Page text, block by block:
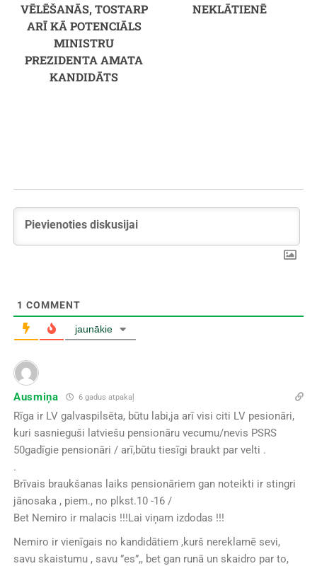
VĒLĒŠANĀS, TOSTARP
ARĪ KĀ POTENCIĀLS
MINISTRU
PREZIDENTA AMATA
KANDIDĀTS
NEKLĀTIENĒ
1 COMMENT
jaunākie
Ausmiņa 6 gadus atpakaļ
Rīga ir LV galvaspilsēta, būtu labi,ja arī visi citi LV pesionāri,
kuri sasnieguši latviešu pensionāru vecumu/nevis PSRS
50gadīgie pensionāri / arī,būtu tiesīgi braukt par velti .
.
Brīvais braukšanas laiks pensionāriem gan noteikti ir stingri
jānosaka , piem., no plkst.10 -16 /
Bet Nemiro ir malacis !!!Lai viņam izdodas !!!
Nemiro ir vienīgais no kandidātiem ,kurš nereklamē sevi,
savu skaistumu , savu ”es”,, bet gan runā un skaidro par to,